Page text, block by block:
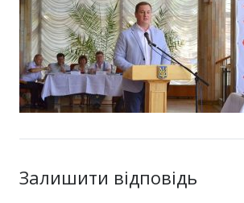
Залишити відповідь